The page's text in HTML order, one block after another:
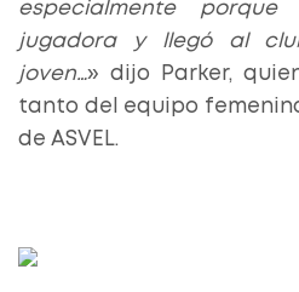
especialmente
jugadora y llegó al
joven…» dijo Parker,
tanto del equipo
de ASVEL.